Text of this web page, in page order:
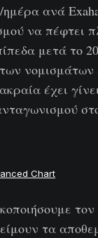
ημέρα ανά
να πέφτει
μετά το
νομισμάτων
έχει
Chart
τον
τα